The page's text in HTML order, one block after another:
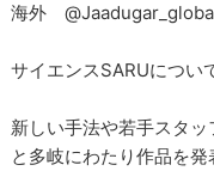
海外
サイエンスSARUについ
新しい手法や若手スタ
と多岐にわたり作品を